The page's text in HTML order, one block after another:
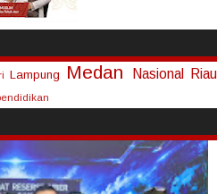
Lampung Medan Nasional Riau